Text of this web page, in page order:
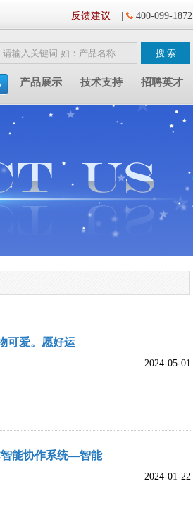
反馈建议 400-099-1872
招聘英才
技术支持
产品展示
可爱。愿好运
2024-05-01
能协作系统—智能
2024-01-22